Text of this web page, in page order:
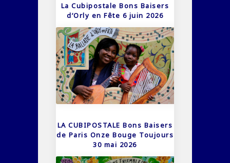
La Cubipostale Bons Baisers
d’Orly en Fête 6 juin 2026
LA CUBIPOSTALE Bons Baisers
de Paris Onze Bouge Toujours
30 mai 2026